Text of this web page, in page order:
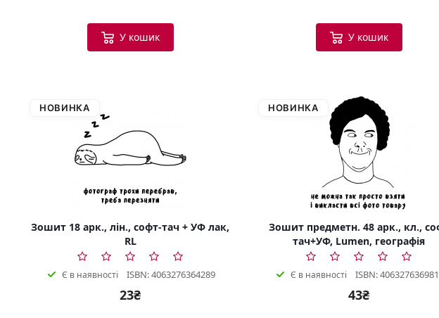
У кошик У кошик
НОВИНКА
Зошит 18 арк., лін., софт-тач + УФ лак,
RL
Є в наявності ISBN: 4063276364289
23₴
НОВИНКА
Зошит предметн. 48 арк., кл.,
тач+УФ, Lumen, географія
Є в наявності ISBN:
43₴